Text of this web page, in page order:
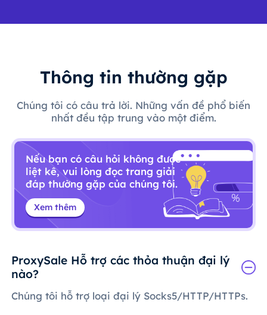
Thông tin thường gặp
Chúng tôi có câu trả lời. Những vấn đề phổ biến
nhất đều tập trung vào một điểm.
Nếu bạn có câu hỏi không được
liệt kê, vui lòng đọc trang giải
đáp thường gặp của chúng tôi.
Xem thêm
ProxySale Hỗ trợ các thỏa thuận đại lý
nào?
Chúng tôi hỗ trợ loại đại lý Socks5/HTTP/HTTPs.